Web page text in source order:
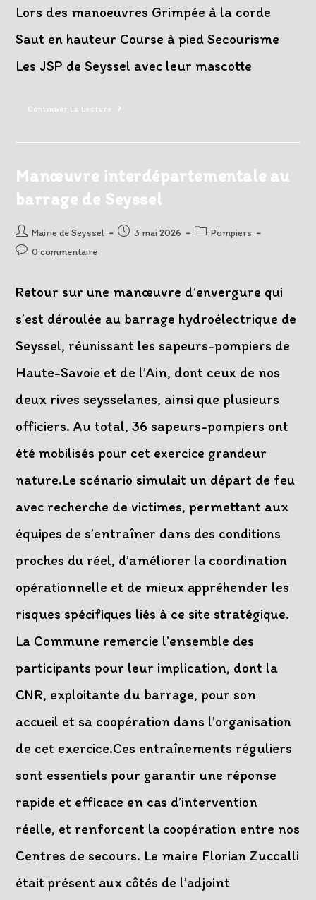
Lors des manoeuvres Grimpée à la corde
Saut en hauteur Course à pied Secourisme
Les JSP de Seyssel avec leur mascotte
Continuer La Lecture
Rencontre
Manœuvre interdépartementale au
barrage de Seyssel
Auteur/autrice
de
Mairie de Seyssel
Post3 mai 2026
PostPompiers
Post0 commentaire
Retour sur une manœuvre d’envergure qui
s’est déroulée au barrage hydroélectrique de
Seyssel, réunissant les sapeurs-pompiers de
Haute-Savoie et de l’Ain, dont ceux de nos
deux rives seysselanes, ainsi que plusieurs
officiers. Au total, 36 sapeurs-pompiers ont
été mobilisés pour cet exercice grandeur
nature.Le scénario simulait un départ de feu
avec recherche de victimes, permettant aux
équipes de s’entraîner dans des conditions
proches du réel, d’améliorer la coordination
opérationnelle et de mieux appréhender les
risques spécifiques liés à ce site stratégique.
La Commune remercie l’ensemble des
participants pour leur implication, dont la
CNR, exploitante du barrage, pour son
accueil et sa coopération dans l’organisation
de cet exercice.Ces entraînements réguliers
sont essentiels pour garantir une réponse
rapide et efficace en cas d’intervention
réelle, et renforcent la coopération entre nos
Centres de secours. Le maire Florian Zuccalli
était présent aux côtés de l’adjoint